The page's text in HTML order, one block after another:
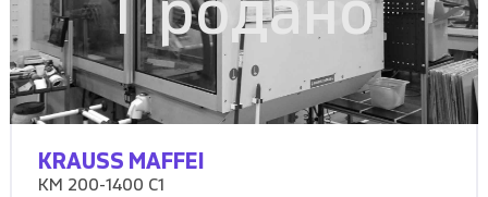
Продано
KRAUSS MAFFEI
KM 200-1400 C1